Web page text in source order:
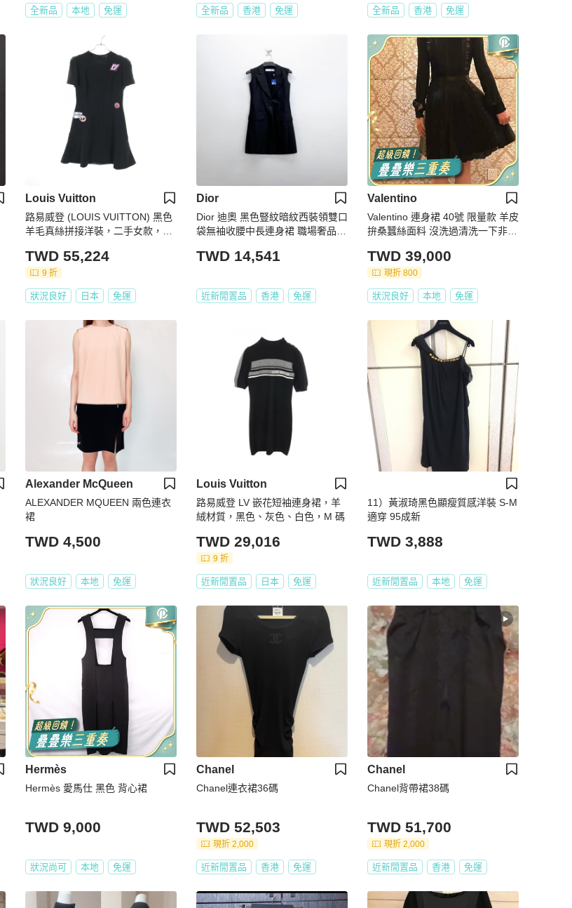
全新品 本地 免運 全新品 香港 免運 全新品 香港 免運
Louis Vuitton
路易威登 (LOUIS VUITTON) 黑色
羊毛真絲拼接洋裝，二手女款，尺
TWD 55,224
9 折
狀況良好 日本 免運
Dior
Dior 迪奧 黑色豎紋暗紋西裝領雙口
袋無袖收腰中長連身裙 職場奢品通
TWD 14,541
近新閒置品 香港 免運
Valentino
Valentino 連身裙 40號 限量款 羊皮
拚桑蠶絲面料 沒洗過清洗一下非常
TWD 39,000
現折 800
狀況良好 本地 免運
Alexander McQueen
ALEXANDER MQUEEN 兩色連衣
裙
TWD 4,500
狀況良好 本地 免運
Louis Vuitton
路易威登 LV 嵌花短袖連身裙，羊
絨材質，黑色、灰色、白色，M 碼
TWD 29,016
9 折
近新閒置品 日本 免運
11）黃淑琦黑色顯瘦質感洋裝 S-M
適穿 95成新
TWD 3,888
近新閒置品 本地 免運
Hermès
Hermès 愛馬仕 黑色 背心裙
TWD 9,000
狀況尚可 本地 免運
Chanel
Chanel連衣裙36碼
TWD 52,503
現折 2,000
近新閒置品 香港 免運
Chanel
Chanel背帶裙38碼
TWD 51,700
現折 2,000
近新閒置品 香港 免運